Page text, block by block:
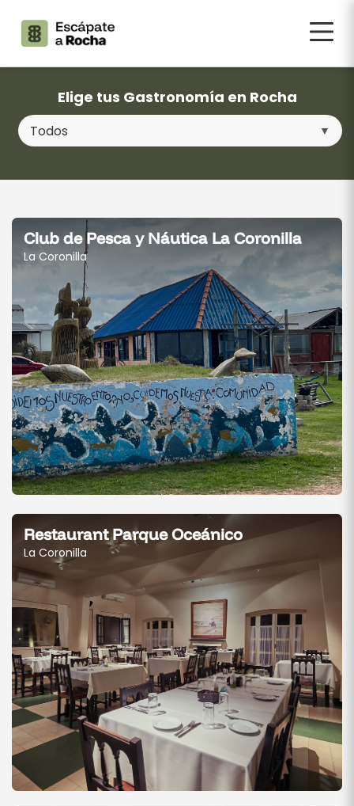
Elige tus Gastronomía en Rocha
Club de Pesca y Náutica La Coronilla
La Coronilla
Restaurant Parque Oceánico
La Coronilla